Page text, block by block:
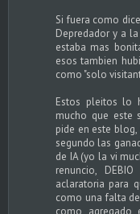
Si fuera como
Depredador y a
estaba mas
esos tambien
como "solo
Estos pleitos lo
mucho que este
pide en este
segundo las
de IA (yo la vi
renuncio,
aclaratoria para
como una falta
como agregado